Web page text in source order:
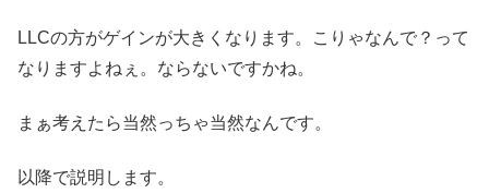
LLCの方がゲインが大きくなります。こりゃなんで？って
なりますよねぇ。ならないですかね。
まぁ考えたら当然っちゃ当然なんです。
以降で説明します。